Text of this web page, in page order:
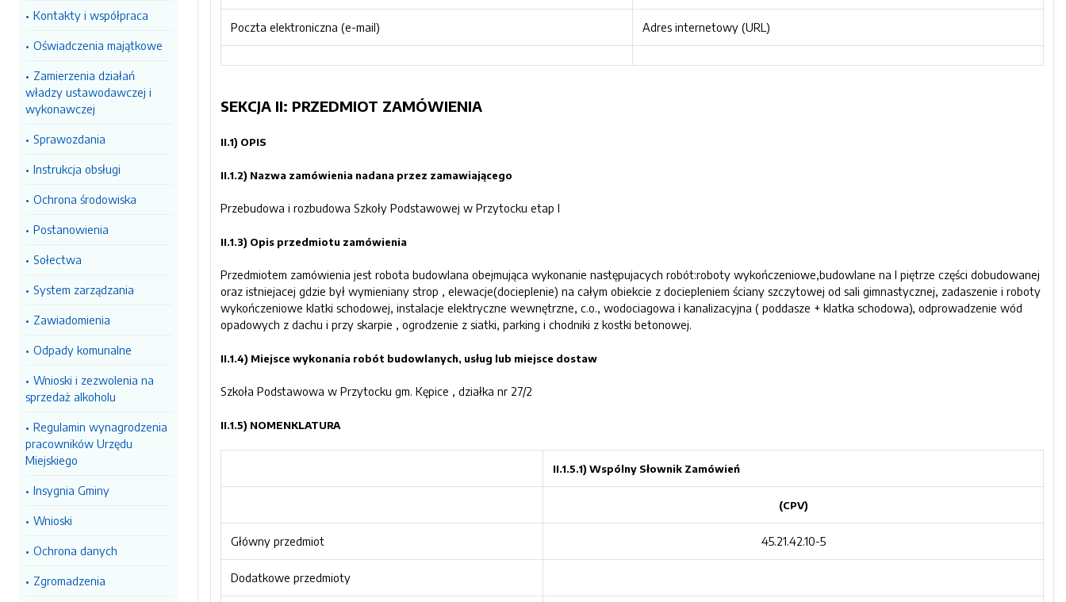
Kontakty i współpraca
Oświadczenia majątkowe
Zamierzenia działań
władzy ustawodawczej i
wykonawczej
Sprawozdania
Instrukcja obsługi
Ochrona środowiska
Postanowienia
Sołectwa
System zarządzania
Zawiadomienia
Odpady komunalne
Wnioski i zezwolenia na
sprzedaż alkoholu
Regulamin wynagrodzenia
pracowników Urzędu
Miejskiego
Insygnia Gminy
Wnioski
Ochrona danych
Zgromadzenia
Poczta elektroniczna (e-mail) Adres internetowy (URL)
SEKCJA II: PRZEDMIOT ZAMÓWIENIA
II.1) OPIS
II.1.2) Nazwa zamówienia nadana przez zamawiającego
Przebudowa i rozbudowa Szkoły Podstawowej w Przytocku etap I
II.1.3) Opis przedmiotu zamówienia
Przedmiotem zamówienia jest robota budowlana obejmująca wykonanie następujacych robót:roboty wykończeniowe,budowlane na I piętrze części dobudowanej
oraz istniejacej gdzie był wymieniany strop , elewacje(docieplenie) na całym obiekcie z dociepleniem ściany szczytowej od sali gimnastycznej, zadaszenie i roboty
wykończeniowe klatki schodowej, instalacje elektryczne wewnętrzne, c.o., wodociagowa i kanalizacyjna ( poddasze + klatka schodowa), odprowadzenie wód
opadowych z dachu i przy skarpie , ogrodzenie z siatki, parking i chodniki z kostki betonowej.
II.1.4) Miejsce wykonania robót budowlanych, usług lub miejsce dostaw
Szkoła Podstawowa w Przytocku gm. Kępice , działka nr 27/2
II.1.5) NOMENKLATURA
II.1.5.1) Wspólny Słownik Zamówień
(CPV)
Główny przedmiot 45.21.42.10-5
Dodatkowe przedmioty